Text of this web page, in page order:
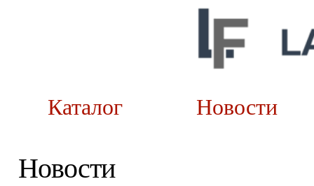
Каталог
Новости